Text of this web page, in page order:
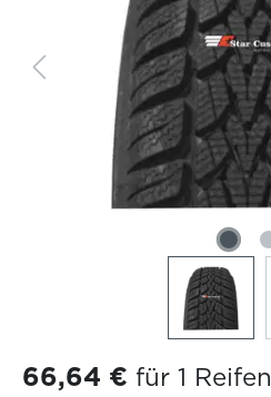
66,64 € für 1 Reifen